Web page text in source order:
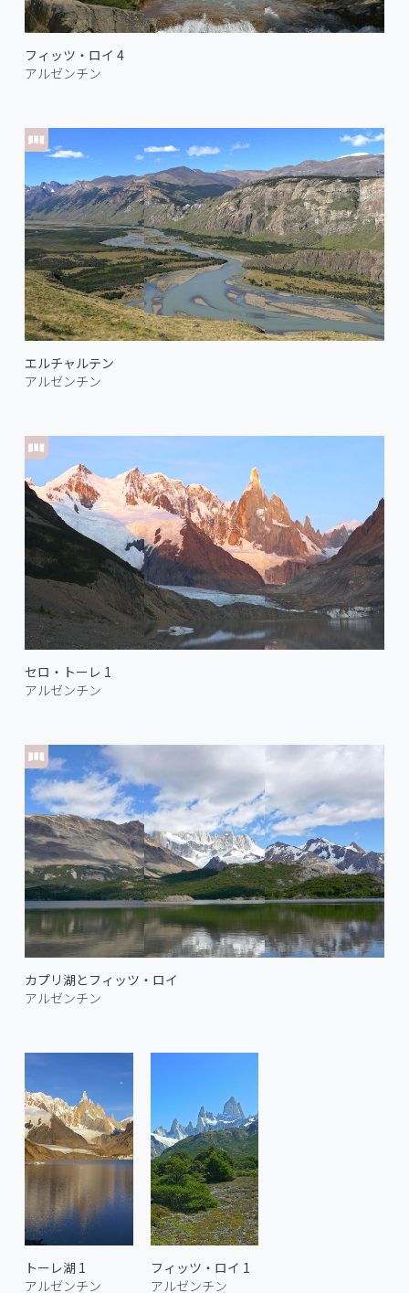
フィッツ・ロイ 4
アルゼンチン
エルチャルテン
アルゼンチン
セロ・トーレ 1
アルゼンチン
カプリ湖とフィッツ・ロイ
アルゼンチン
トーレ湖 1
アルゼンチン
フィッツ・ロイ 1
アルゼンチン